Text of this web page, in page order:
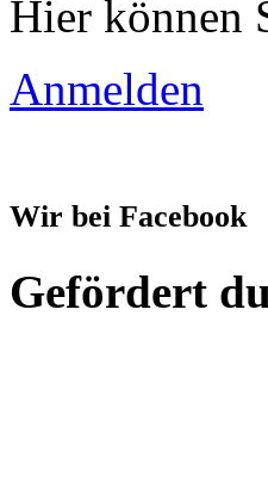
Hier können
Anmelden
Wir bei Facebook
Gefördert